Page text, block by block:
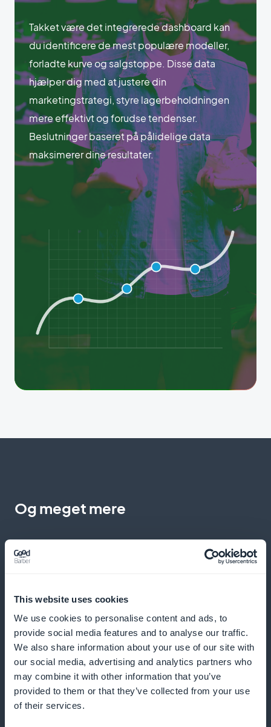
This website uses cookies
We use cookies to personalise content and ads, to
provide social media features and to analyse our traffic.
We also share information about your use of our site with
our social media, advertising and analytics partners who
may combine it with other information that you’ve
provided to them or that they’ve collected from your use
of their services.
Takket være det integrerede dashboard kan
du identificere de mest populære modeller,
forladte kurve og salgstoppe. Disse data
hjælper dig med at justere din
marketingstrategi, styre lagerbeholdningen
mere effektivt og forudse tendenser.
Beslutninger baseret på pålidelige data
maksimerer dine resultater.
Og meget mere
Ekspresbestilling med ét klik
Lad dine kunder købe direkte fra produktarket eller -
listen